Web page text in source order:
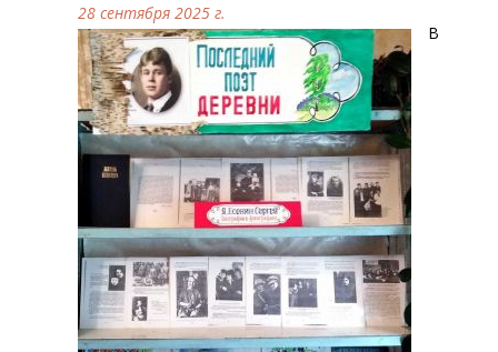
28 сентября 2025 г.
В